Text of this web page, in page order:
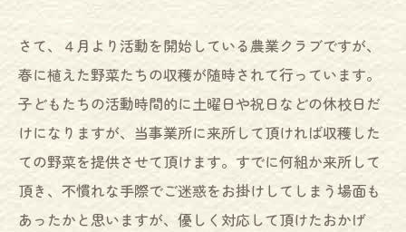
さて、４月より活動を開始している農業クラブですが、
春に植えた野菜たちの収穫が随時されて行っています。
子どもたちの活動時間的に土曜日や祝日などの休校日だ
けになりますが、当事業所に来所して頂ければ収穫した
ての野菜を提供させて頂けます。すでに何組か来所して
頂き、不慣れな手際でご迷惑をお掛けしてしまう場面も
あったかと思いますが、優しく対応して頂けたおかげ